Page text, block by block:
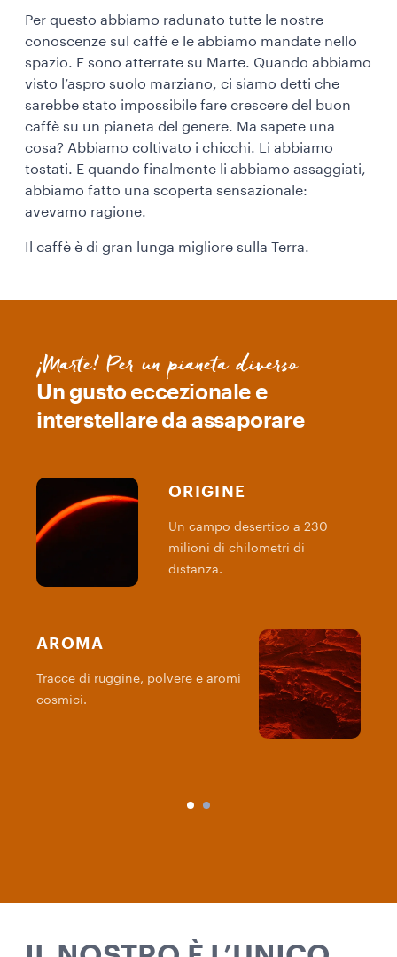
Per questo abbiamo radunato tutte le nostre
conoscenze sul caffè e le abbiamo mandate nello
spazio. E sono atterrate su Marte. Quando abbiamo
visto l’aspro suolo marziano, ci siamo detti che
sarebbe stato impossibile fare crescere del buon
caffè su un pianeta del genere. Ma sapete una
cosa? Abbiamo coltivato i chicchi. Li abbiamo
tostati. E quando finalmente li abbiamo assaggiati,
abbiamo fatto una scoperta sensazionale:
avevamo ragione.
Il caffè è di gran lunga migliore sulla Terra.
¡Marte! Per un pianeta diverso
Un gusto eccezionale e
interstellare da assaporare
ORIGINE
Un campo desertico a 230
milioni di chilometri di
distanza.
AROMA
Tracce di ruggine, polvere e aromi
cosmici.